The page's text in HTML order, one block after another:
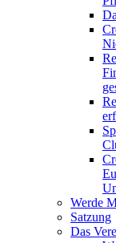
Werde
Satzung
Das